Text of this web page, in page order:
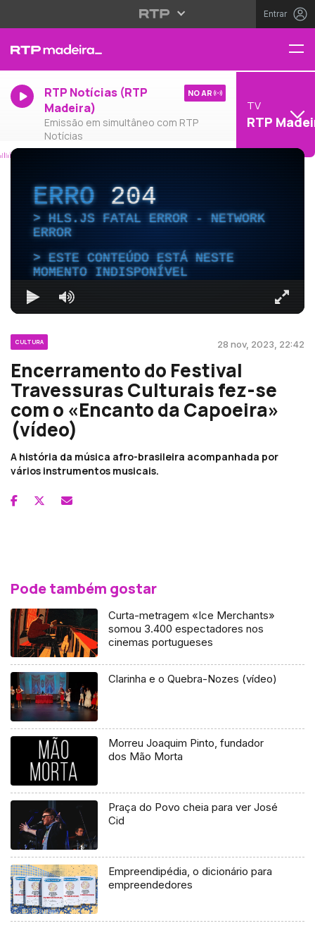
Entrar
RTP Notícias (RTP
Madeira)
Emissão em simultâneo com RTP
Notícias
NO AR
TV
RTP
ERRO204
HLS.JS FATAL ERROR - NETWORK
ERROR
ESTE CONTEÚDO ESTÁ NESTE
MOMENTO INDISPONÍVEL
CULTURA 28 nov, 2023, 22:42
Encerramento do Festival
Travessuras Culturais fez-se
com o «Encanto da Capoeira»
(vídeo)
A história da música afro-brasileira acompanhada por
vários instrumentos musicais.
Pode também gostar
Curta-metragem «Ice Merchants»
somou 3.400 espectadores nos
cinemas portugueses
Clarinha e o Quebra-Nozes (vídeo)
Morreu Joaquim Pinto, fundador
dos Mão Morta
Praça do Povo cheia para ver José
Cid
Empreendipédia, o dicionário para
empreendedores